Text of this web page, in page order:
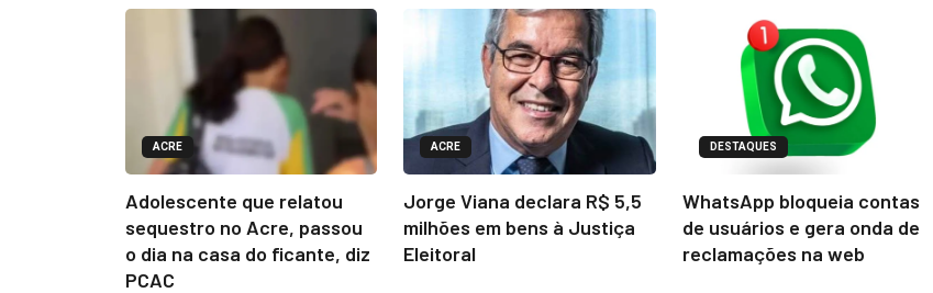
ACRE
Adolescente que relatou
sequestro no Acre, passou
o dia na casa do ficante, diz
PCAC
ACRE
Jorge Viana declara R$ 5,5
milhões em bens à Justiça
Eleitoral
DESTAQUES
WhatsApp bloqueia contas
de usuários e gera onda de
reclamações na web